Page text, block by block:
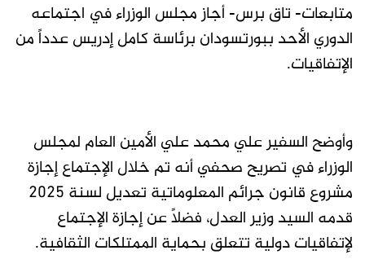
متابعات- تاق برس- أجاز مجلس الوزراء في اجتماعه
الدوري الأحد ببورتسودان برئاسة كامل إدريس عدداً من
الإتفاقيات.
وأوضح السفير علي محمد علي الأمين العام لمجلس
الوزراء في تصريح صحفي أنه تم خلال الإجتماع إجازة
مشروع قانون جرائم المعلوماتية تعديل لسنة 2025
قدمه السيد وزير العدل، فضلاً عن إجازة الإجتماع
لإتفاقيات دولية تتعلق بحماية الممتلكات الثقافية.